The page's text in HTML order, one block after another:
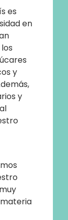
es
en
y
y